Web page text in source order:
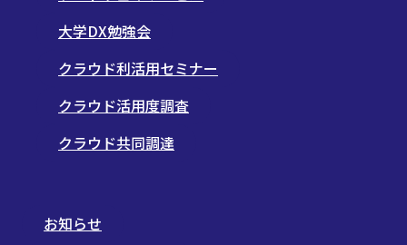
大学DX勉強会
クラウド利活用セミナー
クラウド活用度調査
クラウド共同調達
お知らせ